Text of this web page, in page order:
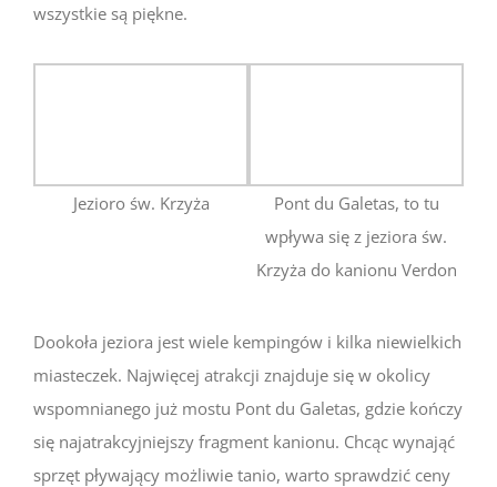
wszystkie są piękne.
Jezioro św. Krzyża
Pont du Galetas, to tu
wpływa się z jeziora św.
Krzyża do kanionu Verdon
Dookoła jeziora jest wiele kempingów i kilka niewielkich
miasteczek. Najwięcej atrakcji znajduje się w okolicy
wspomnianego już mostu Pont du Galetas, gdzie kończy
się najatrakcyjniejszy fragment kanionu. Chcąc wynająć
sprzęt pływający możliwie tanio, warto sprawdzić ceny